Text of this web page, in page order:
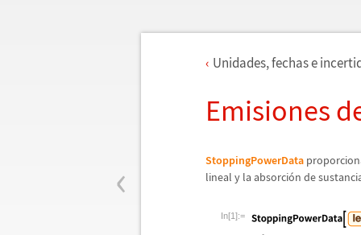
‹
Unidades, fechas e
Emisiones
StoppingPowerData
lineal y la absorción de
In[1]:=